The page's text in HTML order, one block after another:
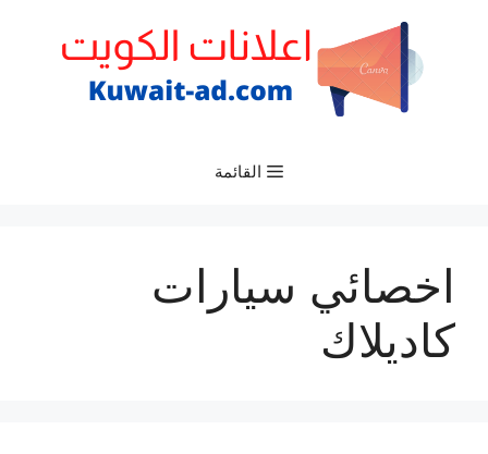
القائمة
اخصائي سيارات
كاديلاك